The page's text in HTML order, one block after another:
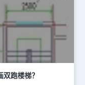
夹点改在平台与楼梯
动该夹点改变井道
【改楼梯间宽度】拖动
，保持井道宽不变；
中点，纵向拖动夹点
点经调整位于二跑起
改扶手伸出距离】两
板处的扶手伸出距
位置，可沿楼梯拖动
跑楼梯？